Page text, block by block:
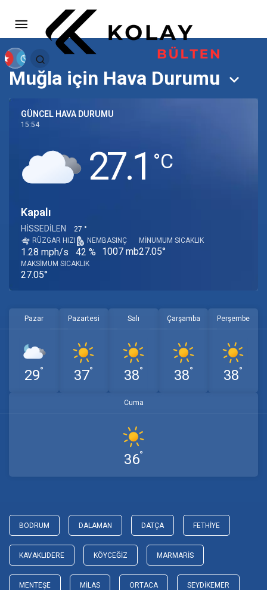
Muğla için Hava Durumu
GÜNCEL HAVA DURUMU
15:54
27.1 ‎°C
Kapalı
HISSEDILEN
27 °
RÜZGAR HIZI
1.28 mph/s
NEM
42 %
BASINÇ
1007 mb
MINUMUM SICAKLIK
27.05°
MAKSIMUM SICAKLIK
27.05°
Pazar
29°
Pazartesi
37°
Salı
38°
Çarşamba
38°
Perşembe
38°
Cuma
36°
BODRUM DALAMAN DATÇA FETHIYE
KAVAKLIDERE KÖYCEĞIZ MARMARIS
MENTEŞE MILAS ORTACA SEYDIKEMER